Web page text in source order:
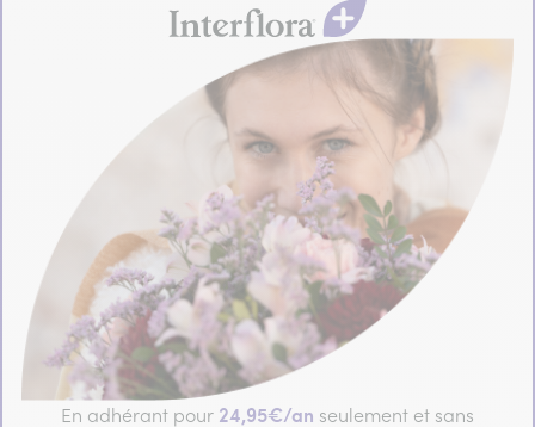
En adhérant pour 24,95€/an seulement et sans